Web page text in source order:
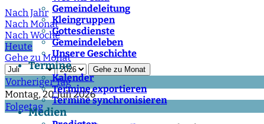
Gemeindeleitung
Kleingruppen
Gottesdienste
Gemeindeleben
Unsere Geschichte
Termine
Kalender
Termine exportieren
Termine synchronisieren
Medien
Nach Jahr
Nach Monat
Nach Woche
Heute
Gehe zu Monat
Gehe zu Monat
Vorheriger Tag
Montag, 20. Juli 2026
Folgetag